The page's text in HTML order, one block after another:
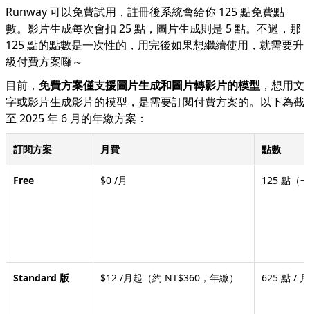
Runway 可以免費試用，註冊後系統會給你 125 點免費點
數。影片生成每次會扣 25 點，圖片生成則是 5 點。不過，那
125 點的點數是一次性的，用完後如果想繼續使用，就需要升
級付費方案囉～
目前， 免費方案僅支援圖片生成和圖片轉影片的模型 ，想用文
字或影片生成影片的模型，是需要訂閱付費方案的。以下為截
至 2025 年 6 月的年繳方案：
訂閱方案 月費 點數
Free $0 /月 125 點（
Standard 版 $12 /月起（約 NT$360，年繳） 625 點 / 月